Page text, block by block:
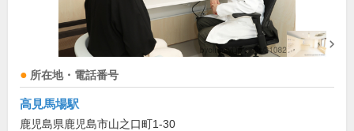
所在地・電話番号
高見馬場駅
鹿児島県鹿児島市山之口町1-30